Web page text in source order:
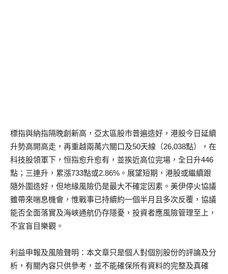
標指與納指隔晚創新高，亞太區股市普遍造好，港股今日延續
升勢高開高走，再重越兩萬六關口及50天線（26,038點），在
科技股領軍下，恒指愈升愈有，並挨近高位完場，全日升446
點；三連升，累漲733點或2.86%。展望短期，港股或繼續跟
隨外圍造好，但地緣風險仍是最大不確定因素。美伊停火協議
雖帶來喘息機會，惟戰事已持續約一個半月且多次反覆，協議
能否全面落實及海峽通航仍存隱憂，投資者應風險管理至上，
不宜盲目樂觀。
利益申報及風險聲明：本文章只是個人對個別股份的評論及分
析，有關內容只供參考，並不能確保所有資料的完整及真確